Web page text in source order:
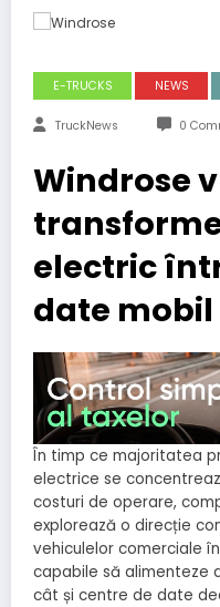
E-TRUCKS NEWS
TruckNews 0
Windrose
electric
date mobil
În timp ce majoritatea
electrice se
costuri de operare,
explorează o direcție
vehiculelor comerciale
capabile să alimenteze
cât și centre de date